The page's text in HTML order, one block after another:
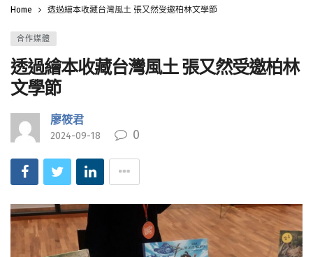
Home 透過繪本收藏台灣風土 張又然受邀柏林文學節
合作媒體
透過繪本收藏台灣風土 張又然受邀柏林
文學節
廖筱君
2024-09-18 0